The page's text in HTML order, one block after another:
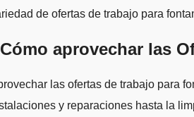
de ofertas de trabajo para
aprovechar las
las ofertas de trabajo para
y reparaciones hasta la